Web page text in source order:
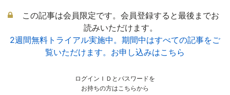
この記事は会員限定です。会員登録すると最後までお
読みいただけます。
2週間無料トライアル実施中。期間中はすべての記事をご
覧いただけます。お申し込みはこちら
ログインＩＤとパスワードを
お持ちの方はこちらから